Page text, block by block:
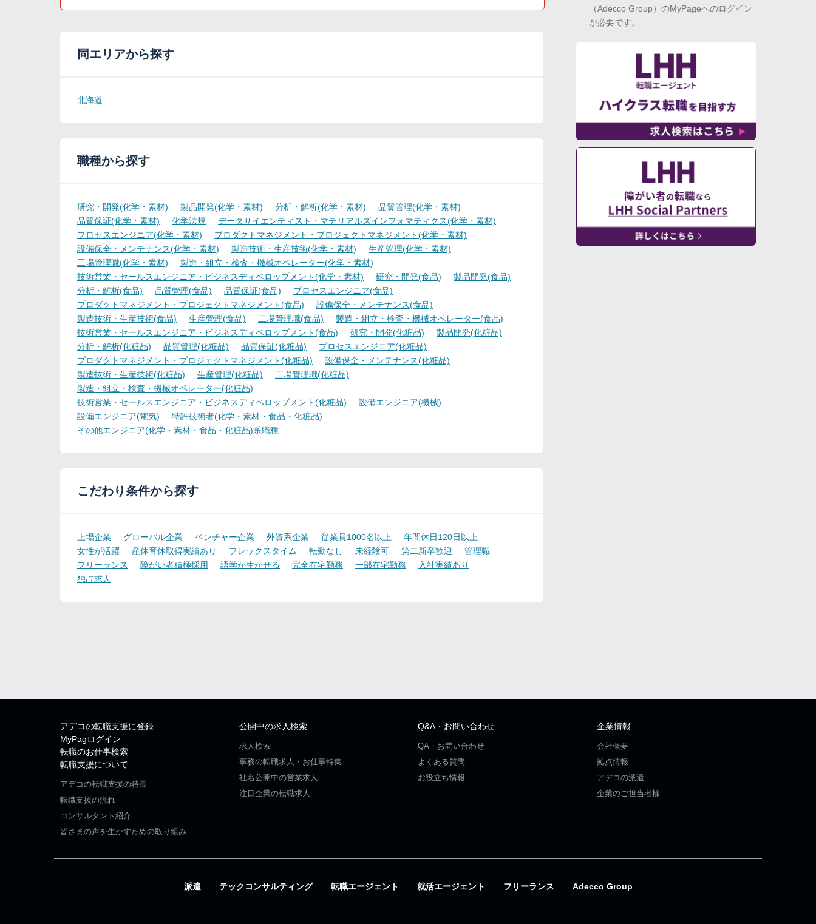
同エリアから探す
北海道
職種から探す
研究・開発(化学・素材) 製品開発(化学・素材) 分析・解析(化学・素材)
品質管理(化学・素材)
品質保証(化学・素材)
化学法規
データサイエンティスト・マテリアルズインフォマティクス(化学・素材)
プロセスエンジニア(化学・素材)
プロダクトマネジメント・プロジェクトマネジメント(化学・素材)
設備保全・メンテナンス(化学・素材)
製造技術・生産技術(化学・素材)
生産管理(化学・素材)
工場管理職(化学・素材)
製造・組立・検査・機械オペレーター(化学・素材)
技術営業・セールスエンジニア・ビジネスディベロップメント(化学・素材)
研究・開発(食品)
製品開発(食品)
分析・解析(食品)
品質管理(食品) 品質保証(食品)
プロセスエンジニア(食品)
プロダクトマネジメント・プロジェクトマネジメント(食品)
設備保全・メンテナンス(食品)
製造技術・生産技術(食品)
生産管理(食品) 工場管理職(食品)
製造・組立・検査・機械オペレーター(食品)
技術営業・セールスエンジニア・ビジネスディベロップメント(食品)
研究・開発(化粧品)
製品開発(化粧品)
分析・解析(化粧品)
品質管理(化粧品) 品質保証(化粧品)
プロセスエンジニア(化粧品)
プロダクトマネジメント・プロジェクトマネジメント(化粧品)
設備保全・メンテナンス(化粧品)
製造技術・生産技術(化粧品)
生産管理(化粧品)
工場管理職(化粧品)
製造・組立・検査・機械オペレーター(化粧品)
技術営業・セールスエンジニア・ビジネスディベロップメント(化粧品)
設備エンジニア(機械)
設備エンジニア(電気)
特許技術者(化学・素材・食品・化粧品)
その他エンジニア(化学・素材・食品・化粧品)系職種
こだわり条件から探す
上場企業 グローバル企業 ベンチャー企業 外資系企業 従業員1000名以上
年間休日120日以上
女性が活躍
産休育休取得実績あり フレックスタイム 転勤なし 未経験可 第二新卒歓迎
管理職
フリーランス
障がい者積極採用 語学が生かせる 完全在宅勤務 一部在宅勤務
入社実績あり
独占求人
（Adecco Group）のMyPageへのログイン
が必要です。
アデコの転職支援に登録
MyPagログイン
転職のお仕事検索
転職支援について
アデコの転職支援の特長
転職支援の流れ
コンサルタント紹介
皆さまの声を生かすための取り組み
公開中の求人検索
求人検索
事務の転職求人・お仕事特集
社名公開中の営業求人
注目企業の転職求人
Q&A・お問い合わせ
QA・お問い合わせ
よくある質問
お役立ち情報
企業情報
会社概要
拠点情報
アデコの派遣
企業のご担当者様
派遣 テックコンサルティング 転職エージェント 就活エージェント フリーランス Adecco Group